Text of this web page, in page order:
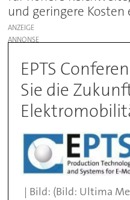
und geringere Kosten
ANZEIGE
EPTS
Sie die
(Bild: Ultima